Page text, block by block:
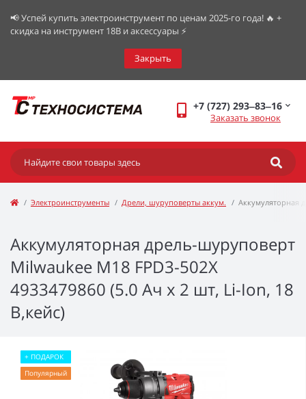
📢 Успей купить электроинструмент по ценам 2025-го года! 🔥 +
скидка на инструмент 18В и аксессуары ⚡️
Закрыть
+7 (727) 293‒83‒16
Заказать звонок
Электроинструменты Дрели, шуруповерты аккум. Аккумуляторная
Аккумуляторная дрель-шуруповерт
Milwaukee M18 FPD3-502X
4933479860 (5.0 Ач x 2 шт, Li-Ion, 18
В,кейс)
+ ПОДАРОК
Популярный